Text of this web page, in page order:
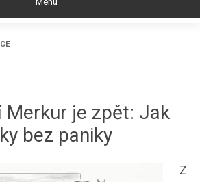
Merkur je zpět: Jak
bez paniky
Z